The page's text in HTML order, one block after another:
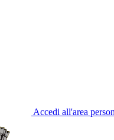
Accedi all'area